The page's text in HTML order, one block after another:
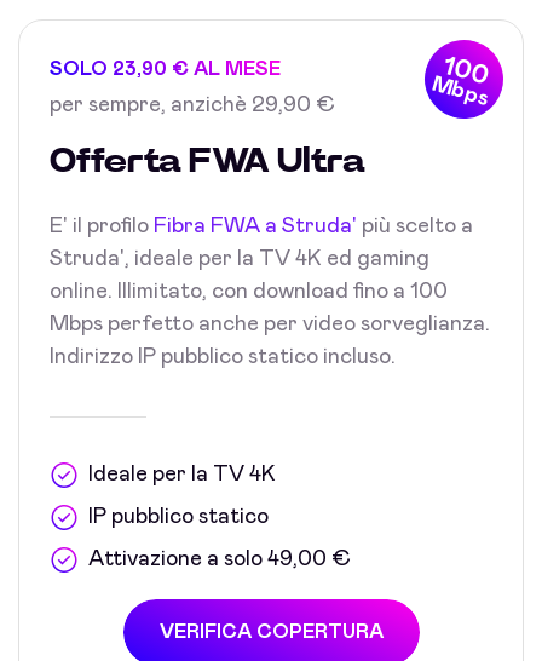
100
Mbps
SOLO 23,90 € AL MESE
per sempre, anzichè 29,90 €
Offerta FWA Ultra
E' il profilo Fibra FWA a Struda' più scelto a
Struda', ideale per la TV 4K ed gaming
online. Illimitato, con download fino a 100
Mbps perfetto anche per video sorveglianza.
Indirizzo IP pubblico statico incluso.
Ideale per la TV 4K
IP pubblico statico
Attivazione a solo 49,00 €
VERIFICA COPERTURA